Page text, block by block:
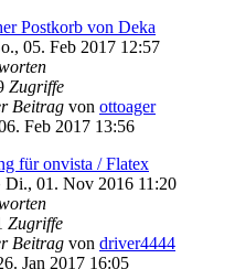
Postkorb von Deka
05. Feb 2017 12:57
Zugriffe
Beitrag von ottoager
Feb 2017 13:56
für onvista / Flatex
Di., 01. Nov 2016 11:20
Zugriffe
Beitrag von driver4444
Jan 2017 16:05